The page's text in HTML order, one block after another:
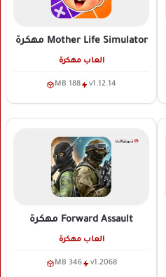
Mother Life Simulator مهكرة
العاب مهكرة
v1.12.14
188 MB
Forward Assault مهكرة
العاب مهكرة
v1.2068
346 MB